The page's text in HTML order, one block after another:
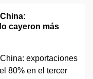
cayeron más